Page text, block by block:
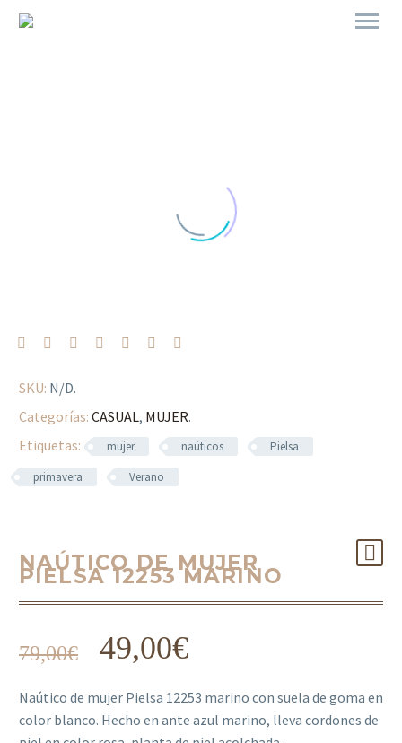
SKU: N/D.
Categorías: CASUAL, MUJER.
Etiquetas:
mujer naúticos
Pielsa
primavera
Verano
NAÚTICO DE MUJER
PIELSA 12253 MARINO
79,00€ 49,00€
Naútico de mujer Pielsa 12253 marino con suela de goma en
color blanco. Hecho en ante azul marino, lleva cordones de